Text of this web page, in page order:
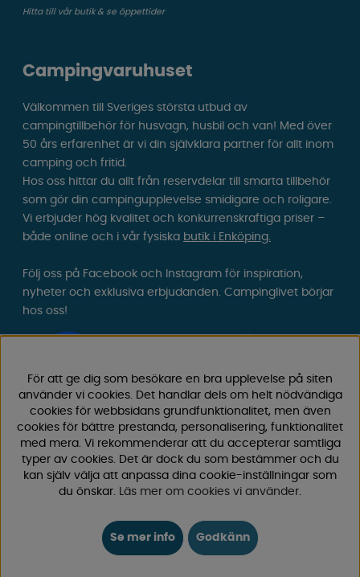
Hitta till vår butik & se öppettider
Campingvaruhuset
Välkommen till Sveriges största utbud av
campingtillbehör för husvagn, husbil och van! Med över
50 års erfarenhet är vi din självklara partner för allt inom
camping och fritid.
Hos oss hittar du allt från reservdelar till smarta tillbehör
som gör din campingupplevelse smidigare och roligare.
Vi erbjuder hög kvalitet och konkurrenskraftiga priser –
både online och i vår fysiska butik i Enköping.
Följ oss på Facebook och Instagram för inspiration,
nyheter och exklusiva erbjudanden. Campinglivet börjar
hos oss!
För att ge dig som besökare en bra upplevelse på siten
använder vi cookies. Det handlar dels om helt nödvändiga
cookies för webbsidans grundfunktionalitet, men även
cookies för bättre prestanda, personalisering, funktionalitet
med mera. Vi rekommenderar att du accepterar samtliga
typer av cookies. Det är dock du som bestämmer och du
kan själv välja att anpassa dina cookie-inställningar som
du önskar. Läs mer om cookies vi använder.
Se mer info Godkänn